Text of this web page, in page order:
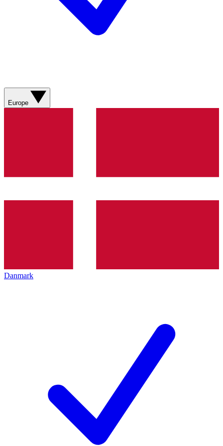
Europe
Danmark